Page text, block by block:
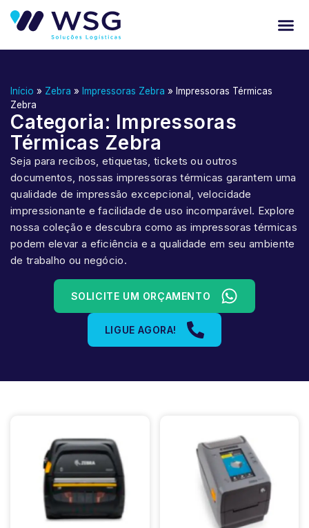
Início » Zebra » Impressoras Zebra » Impressoras Térmicas
Zebra
Categoria: Impressoras
Térmicas Zebra
Seja para recibos, etiquetas, tickets ou outros
documentos, nossas impressoras térmicas garantem uma
qualidade de impressão excepcional, velocidade
impressionante e facilidade de uso incomparável. Explore
nossa coleção e descubra como as impressoras térmicas
podem elevar a eficiência e a qualidade em seu ambiente
de trabalho ou negócio.
SOLICITE UM ORÇAMENTO
LIGUE AGORA!